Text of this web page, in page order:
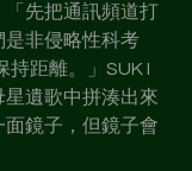
先把通訊頻道打
是非侵略性科考
距離。」SUK I
遺歌中拼湊出來
鏡子，但鏡子會